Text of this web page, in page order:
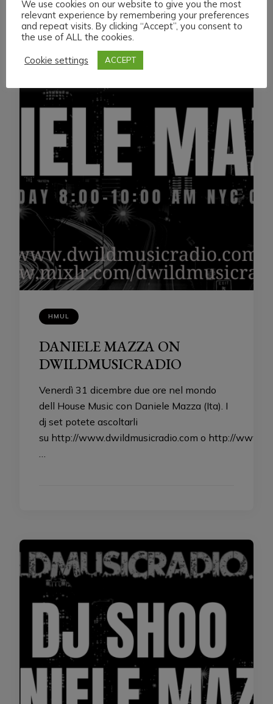
HMUL
DANIELE MAZZA ON
DWILDMUSICRADIO
Venerdì 31 dicembre due ore nel mondo
dell House Music con Daniele Mazza (Ita). I
dj set potete ascoltarli
su http://www.dwildmusicradio.com o http://
…
We use cookies on our website to give you the most
relevant experience by remembering your preferences
and repeat visits. By clicking “Accept”, you consent to
the use of ALL the cookies.
Cookie settings
ACCEPT